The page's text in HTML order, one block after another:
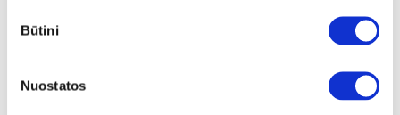
pasirinkimas
Būtini
Nuostatos
Staliukas:
Staliukas: